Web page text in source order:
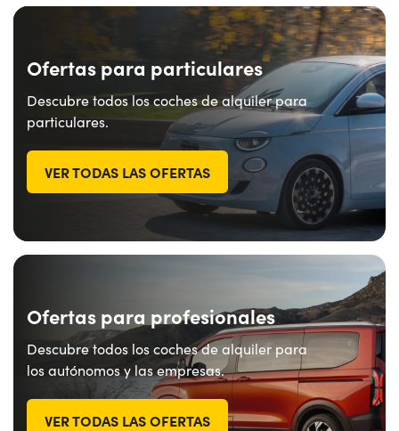
Ofertas para particulares
Descubre todos los coches de alquiler para
particulares.
VER TODAS LAS OFERTAS
Ofertas para profesionales
Descubre todos los coches de alquiler para
los autónomos y las empresas.
VER TODAS LAS OFERTAS